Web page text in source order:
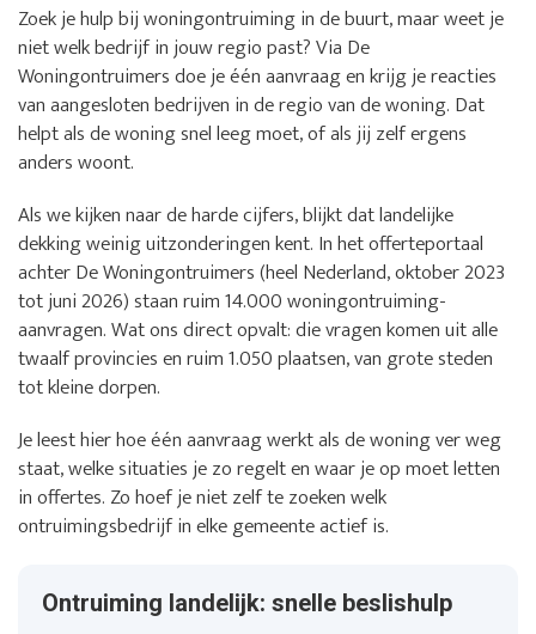
Zoek je hulp bij woningontruiming in de buurt, maar weet je
niet welk bedrijf in jouw regio past? Via De
Woningontruimers doe je één aanvraag en krijg je reacties
van aangesloten bedrijven in de regio van de woning. Dat
helpt als de woning snel leeg moet, of als jij zelf ergens
anders woont.
Als we kijken naar de harde cijfers, blijkt dat landelijke
dekking weinig uitzonderingen kent. In het offerteportaal
achter De Woningontruimers (heel Nederland, oktober 2023
tot juni 2026) staan ruim 14.000 woningontruiming-
aanvragen. Wat ons direct opvalt: die vragen komen uit alle
twaalf provincies en ruim 1.050 plaatsen, van grote steden
tot kleine dorpen.
Je leest hier hoe één aanvraag werkt als de woning ver weg
staat, welke situaties je zo regelt en waar je op moet letten
in offertes. Zo hoef je niet zelf te zoeken welk
ontruimingsbedrijf in elke gemeente actief is.
Ontruiming landelijk: snelle beslishulp